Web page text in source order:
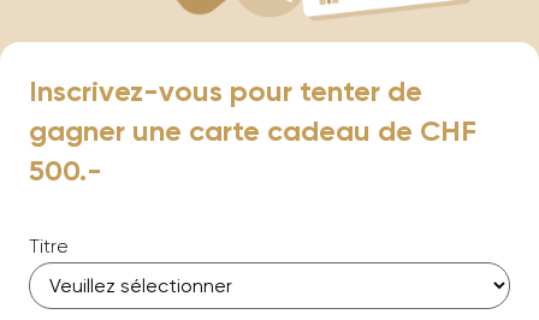
Inscrivez-vous pour tenter de
gagner une carte cadeau de CHF
500.-
Titre